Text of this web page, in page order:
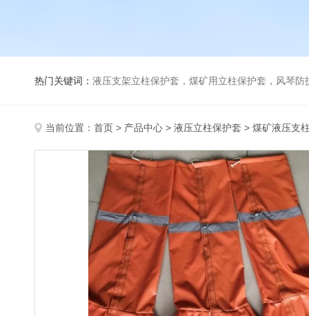
热门关键词： 液压支架立柱保护套，煤矿用立柱保护套，风琴
当前位置： 首页 > 产品中心 > 液压立柱保护套 > 煤矿液压支